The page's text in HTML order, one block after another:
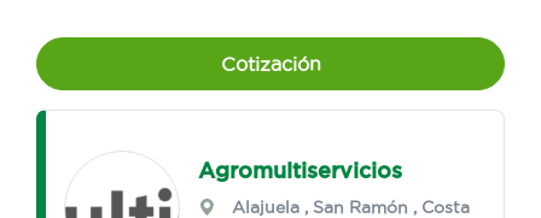
Cotización
Agromultiservicios
Alajuela , San Ramón , Costa